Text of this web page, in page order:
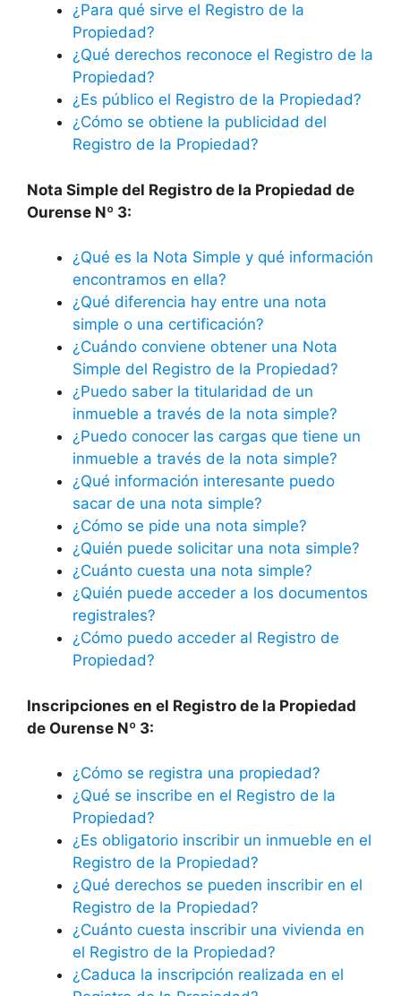
¿Para qué sirve el Registro de la
Propiedad?
¿Qué derechos reconoce el Registro de la
Propiedad?
¿Es público el Registro de la Propiedad?
¿Cómo se obtiene la publicidad del
Registro de la Propiedad?
Nota Simple del Registro de la Propiedad de
Ourense Nº 3:
¿Qué es la Nota Simple y qué información
encontramos en ella?
¿Qué diferencia hay entre una nota
simple o una certificación?
¿Cuándo conviene obtener una Nota
Simple del Registro de la Propiedad?
¿Puedo saber la titularidad de un
inmueble a través de la nota simple?
¿Puedo conocer las cargas que tiene un
inmueble a través de la nota simple?
¿Qué información interesante puedo
sacar de una nota simple?
¿Cómo se pide una nota simple?
¿Quién puede solicitar una nota simple?
¿Cuánto cuesta una nota simple?
¿Quién puede acceder a los documentos
registrales?
¿Cómo puedo acceder al Registro de
Propiedad?
Inscripciones en el Registro de la Propiedad
de Ourense Nº 3:
¿Cómo se registra una propiedad?
¿Qué se inscribe en el Registro de la
Propiedad?
¿Es obligatorio inscribir un inmueble en el
Registro de la Propiedad?
¿Qué derechos se pueden inscribir en el
Registro de la Propiedad?
¿Cuánto cuesta inscribir una vivienda en
el Registro de la Propiedad?
¿Caduca la inscripción realizada en el